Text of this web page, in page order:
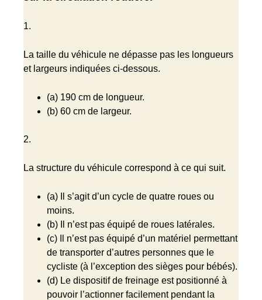
1.
La taille du véhicule ne dépasse pas les longueurs
et largeurs indiquées ci-dessous.
(a) 190 cm de longueur.
(b) 60 cm de largeur.
2.
La structure du véhicule correspond à ce qui suit.
(a) Il s’agit d’un cycle de quatre roues ou
moins.
(b) Il n’est pas équipé de roues latérales.
(c) Il n’est pas équipé d’un matériel permettant
de transporter d’autres personnes que le
cycliste (à l’exception des sièges pour bébés).
(d) Le dispositif de freinage est positionné à
pouvoir l’actionner facilement pendant la